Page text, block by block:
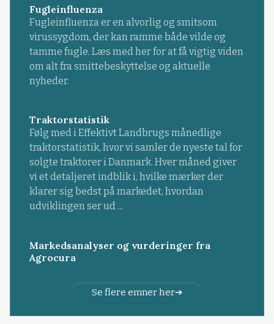
Fugleinfluenza
Fugleinfluenza er en alvorlig og smitsom
virussygdom, der kan ramme både vilde og
tamme fugle. Læs med her for at få vigtig viden
om alt fra smittebeskyttelse og aktuelle
nyheder.
Traktorstatistik
Følg med i Effektivt Landbrugs månedlige
traktorstatistik, hvor vi samler de nyeste tal for
solgte traktorer i Danmark. Hver måned giver
vi et detaljeret indblik i, hvilke mærker der
klarer sig bedst på markedet, hvordan
udviklingen ser ud ...
Markedsanalyser og vurderinger fra
Agrocura
Se flere emner her